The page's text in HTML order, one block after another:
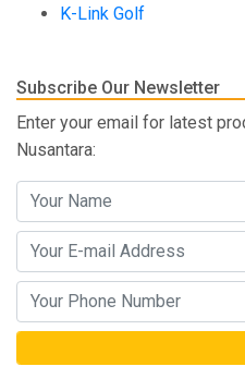
K-Link Golf
Subscribe Our Newsletter
Enter your email for latest
Nusantara: